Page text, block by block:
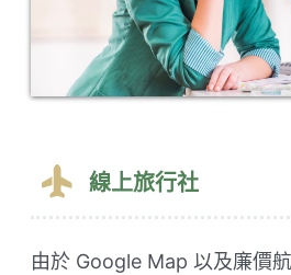
線上旅行社
由於 Google Map 以及廉價